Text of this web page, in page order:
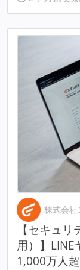
株式会社
【セキュ
用）】
1,000万人